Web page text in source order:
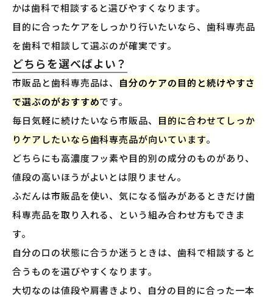
かは歯科で相談すると選びやすくなります。
目的に合ったケアをしっかり行いたいなら、歯科専売品
を歯科で相談して選ぶのが確実です。
どちらを選べばよい？
市販品と歯科専売品は、 自分のケアの目的と続けやすさ
で選ぶのがおすすめです。
毎日気軽に続けたいなら市販品、 目的に合わせてしっか
りケアしたいなら歯科専売品が向いています。
どちらにも高濃度フッ素や目的別の成分のものがあり、
値段の高いほうがよいとは限りません。
ふだんは市販品を使い、気になる悩みがあるときだけ歯
科専売品を取り入れる、という組み合わせ方もできま
す。
自分の口の状態に合うか迷うときは、歯科で相談すると
合うものを選びやすくなります。
大切なのは値段や肩書きより、自分の目的に合った一本